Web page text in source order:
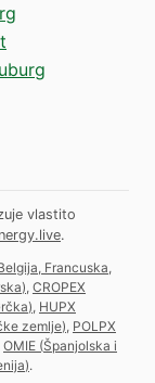
vlastito
.
Francuska,
) CROPEX
) HUPX
zemlje) POLPX
OMIE (Španjolska i
).